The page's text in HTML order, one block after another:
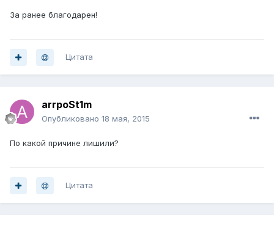
За ранее благодарен!
Цитата
arrpoSt1m
Опубликовано 18 мая, 2015
По какой причине лишили?
Цитата